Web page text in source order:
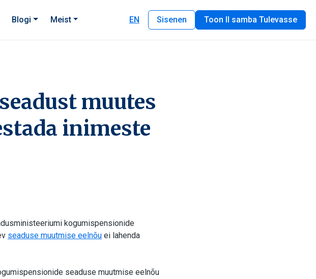
Blogi Meist EN Sisenen Toon II samba Tulevasse
muutes
inimeste
kogumispensionide
seaduse muutmise eelnõu ei lahenda
seaduse muutmise eelnõu